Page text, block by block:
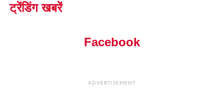
ट्रेंडिंग खबरें
Facebook
ADVERTISEMENT